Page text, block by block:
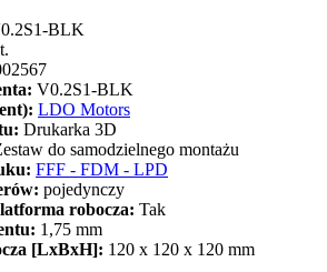
BLK
V0.2S1-BLK
LDO Motors
Drukarka 3D
do samodzielnego montażu
FFF - FDM - LPD
pojedynczy
robocza: Tak
1,75 mm
[LxBxH]: 120 x 120 x 120 mm